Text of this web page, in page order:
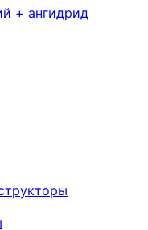
+ ангидрид